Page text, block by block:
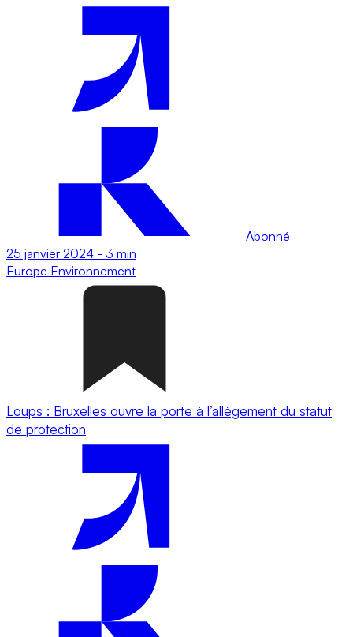
Abonné
25 janvier 2024 - 3 min
Europe Environnement
Loups : Bruxelles ouvre la porte à l’allègement du statut
de protection